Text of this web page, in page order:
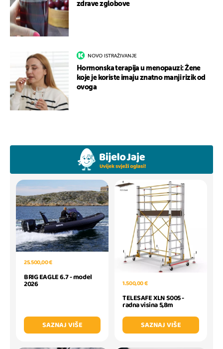
zdrave zglobove
NOVO ISTRAŽIVANJE
Hormonska terapija u menopauzi: Žene
koje je koriste imaju znatno manji rizik od
ovoga
25.500,00 €
BRIG EAGLE 6.7 - model
2026
SAZNAJ VIŠE
1.500,00 €
TELESAFE XLN S005 -
radna visina 5,8m
SAZNAJ VIŠE